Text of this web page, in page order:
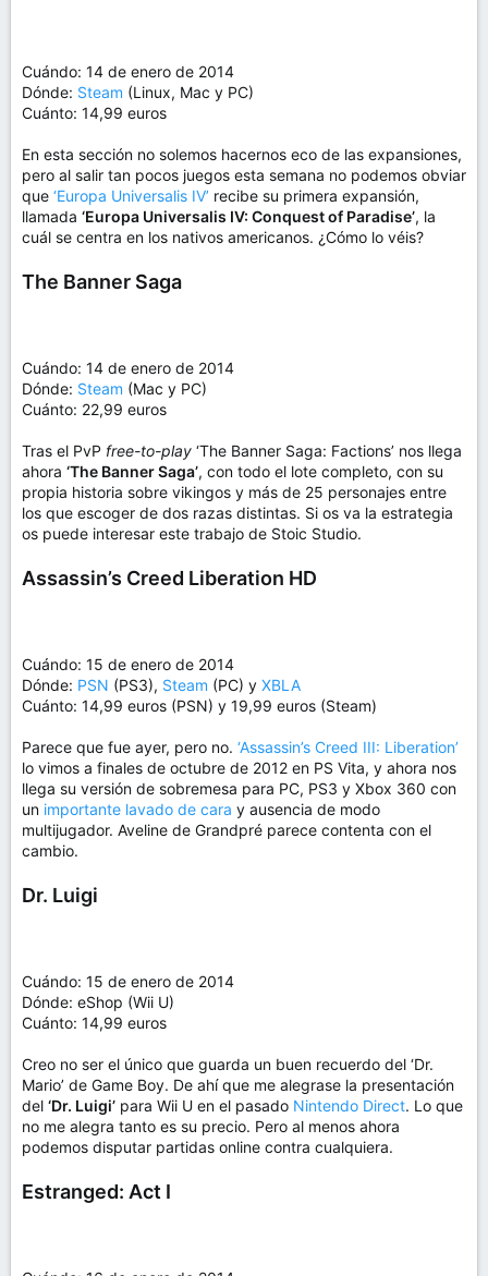
Cuándo: 14 de enero de 2014
Dónde: Steam (Linux, Mac y PC)
Cuánto: 14,99 euros
En esta sección no solemos hacernos eco de las expansiones,
pero al salir tan pocos juegos esta semana no podemos obviar
que ‘Europa Universalis IV’ recibe su primera expansión,
llamada ‘Europa Universalis IV: Conquest of Paradise’, la
cuál se centra en los nativos americanos. ¿Cómo lo véis?
The Banner Saga
Cuándo: 14 de enero de 2014
Dónde: Steam (Mac y PC)
Cuánto: 22,99 euros
Tras el PvP free-to-play ‘The Banner Saga: Factions’ nos llega
ahora ‘The Banner Saga’, con todo el lote completo, con su
propia historia sobre vikingos y más de 25 personajes entre
los que escoger de dos razas distintas. Si os va la estrategia
os puede interesar este trabajo de Stoic Studio.
Assassin’s Creed Liberation HD
Cuándo: 15 de enero de 2014
Dónde: PSN (PS3), Steam (PC) y XBLA
Cuánto: 14,99 euros (PSN) y 19,99 euros (Steam)
Parece que fue ayer, pero no. ‘Assassin’s Creed III: Liberation’
lo vimos a finales de octubre de 2012 en PS Vita, y ahora nos
llega su versión de sobremesa para PC, PS3 y Xbox 360 con
un importante lavado de cara y ausencia de modo
multijugador. Aveline de Grandpré parece contenta con el
cambio.
Dr. Luigi
Cuándo: 15 de enero de 2014
Dónde: eShop (Wii U)
Cuánto: 14,99 euros
Creo no ser el único que guarda un buen recuerdo del ‘Dr.
Mario’ de Game Boy. De ahí que me alegrase la presentación
del ‘Dr. Luigi’ para Wii U en el pasado Nintendo Direct. Lo que
no me alegra tanto es su precio. Pero al menos ahora
podemos disputar partidas online contra cualquiera.
Estranged: Act I